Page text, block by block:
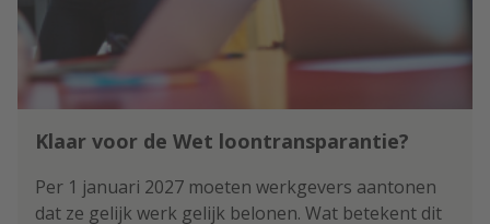
Klaar voor de Wet loontransparantie?
Per 1 januari 2027 moeten werkgevers aantonen
dat ze gelijk werk gelijk belonen. Wat betekent dit